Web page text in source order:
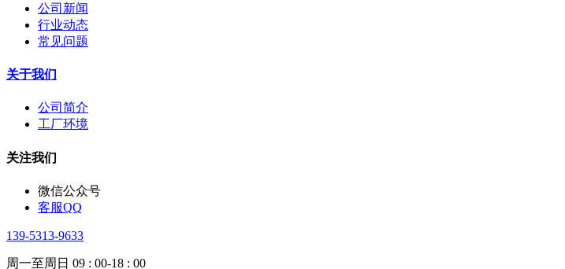
公司新闻
行业动态
常见问题
关于我们
公司简介
工厂环境
关注我们
微信公众号
客服QQ
139-5313-9633
周一至周日 09 : 00-18 : 00